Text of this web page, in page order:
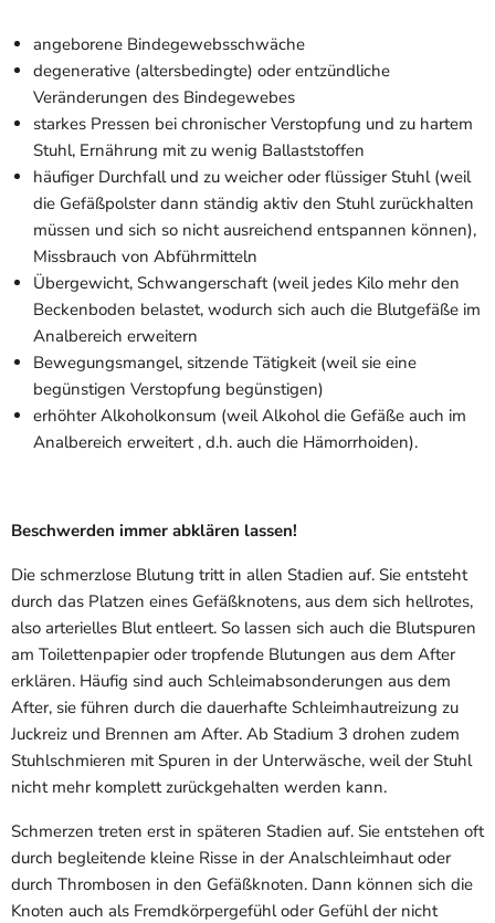
angeborene Bindegewebsschwäche
degenerative (altersbedingte) oder entzündliche
Veränderungen des Bindegewebes
starkes Pressen bei chronischer Verstopfung und zu hartem
Stuhl, Ernährung mit zu wenig Ballaststoffen
häufiger Durchfall und zu weicher oder flüssiger Stuhl (weil
die Gefäßpolster dann ständig aktiv den Stuhl zurückhalten
müssen und sich so nicht ausreichend entspannen können),
Missbrauch von Abführmitteln
Übergewicht, Schwangerschaft (weil jedes Kilo mehr den
Beckenboden belastet, wodurch sich auch die Blutgefäße im
Analbereich erweitern
Bewegungsmangel, sitzende Tätigkeit (weil sie eine
begünstigen Verstopfung begünstigen)
erhöhter Alkoholkonsum (weil Alkohol die Gefäße auch im
Analbereich erweitert , d.h. auch die Hämorrhoiden).
Beschwerden immer abklären lassen!
Die schmerzlose Blutung tritt in allen Stadien auf. Sie entsteht
durch das Platzen eines Gefäßknotens, aus dem sich hellrotes,
also arterielles Blut entleert. So lassen sich auch die Blutspuren
am Toilettenpapier oder tropfende Blutungen aus dem After
erklären. Häufig sind auch Schleimabsonderungen aus dem
After, sie führen durch die dauerhafte Schleimhautreizung zu
Juckreiz und Brennen am After. Ab Stadium 3 drohen zudem
Stuhlschmieren mit Spuren in der Unterwäsche, weil der Stuhl
nicht mehr komplett zurückgehalten werden kann.
Schmerzen treten erst in späteren Stadien auf. Sie entstehen oft
durch begleitende kleine Risse in der Analschleimhaut oder
durch Thrombosen in den Gefäßknoten. Dann können sich die
Knoten auch als Fremdkörpergefühl oder Gefühl der nicht